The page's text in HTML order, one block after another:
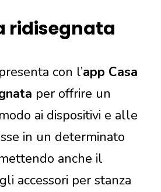
ridisegnata
con l’app Casa
per offrire un
ai dispositivi e alle
in un determinato
anche il
accessori per stanza